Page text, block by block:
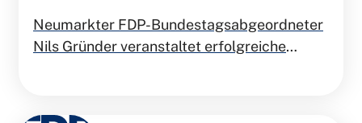
Neumarkter FDP-Bundestagsabgeordneter
Nils Gründer veranstaltet erfolgreiche